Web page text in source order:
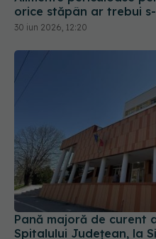
Pană majoră de curent
Spitalului Județean, la
31 iul 2026, 17:31